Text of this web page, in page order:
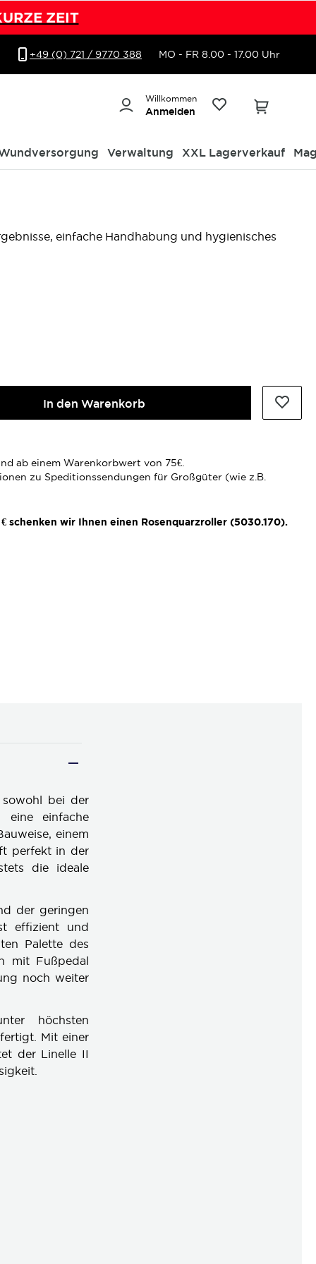
ZEIT
+49 (0) 721 / 9770 388 MO - FR 8.00 - 17.00 Uhr
Willkommen
Anmelden
Verwaltung XXL Lagerverkauf
einfache Handhabung und hygienisches
In den Warenkorb
ab einem Warenkorbwert von 75€.
zu Speditionssendungen für Großgüter (wie z.B.
schenken wir Ihnen einen Rosenquarzroller (5030.170).
bei der
eine einfache
einem
perfekt in der
die ideale
der geringen
effizient und
Palette des
mit Fußpedal
noch weiter
höchsten
Mit einer
der Linelle II